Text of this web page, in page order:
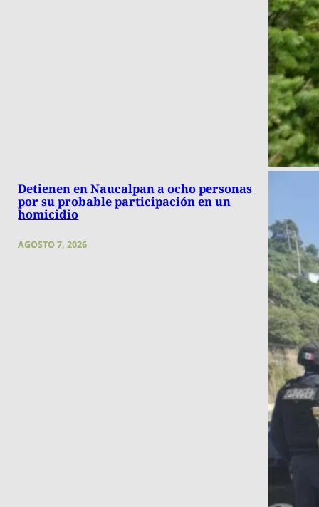
Detienen en Naucalpan a ocho personas
por su probable participación en un
homicidio
AGOSTO 7, 2026